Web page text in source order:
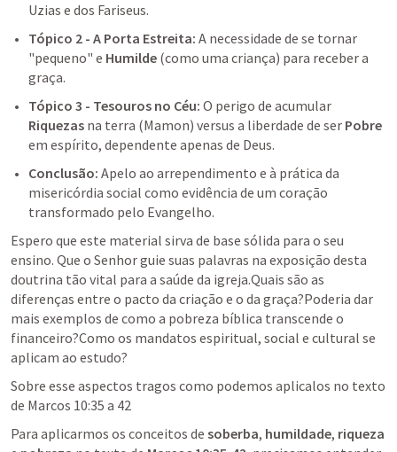
Uzias e dos Fariseus.
Tópico 2 - A Porta Estreita: A necessidade de se tornar
"pequeno" e Humilde (como uma criança) para receber a
graça.
Tópico 3 - Tesouros no Céu:
Riquezas na terra (Mamon) versus a liberdade de ser Pobre
em espírito, dependente apenas de Deus.
Conclusão: Apelo ao arrependimento e à prática da
misericórdia social como evidência de um coração
transformado pelo Evangelho.
Espero que este material sirva de base sólida para o seu
ensino. Que o Senhor guie suas palavras na exposição desta
doutrina tão vital para a saúde da igreja.Quais são as
diferenças entre o pacto da criação e o da graça?Poderia dar
mais exemplos de como a pobreza bíblica transcende o
financeiro?Como os mandatos espiritual, social e cultural se
aplicam ao estudo?
Sobre esse aspectos tragos como podemos aplicalos no texto
de Marcos 10:35 a 42
Para aplicarmos os conceitos de soberba, humildade, riqueza